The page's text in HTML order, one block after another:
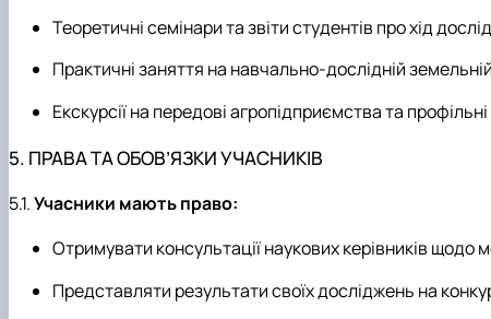
Теоретичні семінари та звіти студентів про хід
Практичні заняття на навчально-дослідній
Екскурсії на передові агропідприємства та
5. ПРАВА ТА ОБОВ’ЯЗКИ УЧАСНИКІВ
5.1.Учасники мають право:
Отримувати консультації наукових керівників щодо
Представляти результати своїх досліджень на